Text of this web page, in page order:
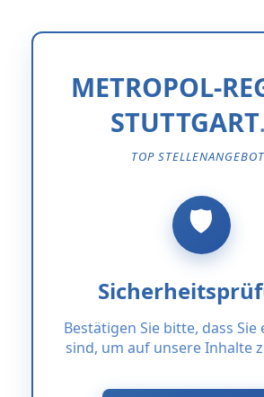
METROPOL-
STUTTGART
TOP
Bestätigen Sie bitte, dass Sie
sind, um auf unsere Inhalte